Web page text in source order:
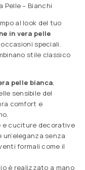
Pelle – Bianchi
al look del tuo
in vera pelle
speciali.
stile classico
pelle bianca,
sensibile del
comfort e
e cuciture decorative
senza
formali come il
è realizzato a mano